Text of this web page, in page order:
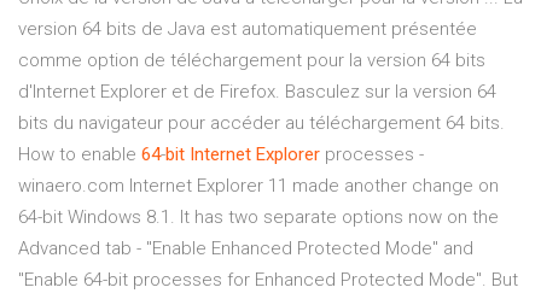
version 64 bits de Java est automatiquement présentée
comme option de téléchargement pour la version 64 bits
d'Internet Explorer et de Firefox. Basculez sur la version 64
bits du navigateur pour accéder au téléchargement 64 bits.
How to enable 64-bit Internet Explorer processes -
winaero.com Internet Explorer 11 made another change on
64-bit Windows 8.1. It has two separate options now on the
Advanced tab - "Enable Enhanced Protected Mode" and
"Enable 64-bit processes for Enhanced Protected Mode". But